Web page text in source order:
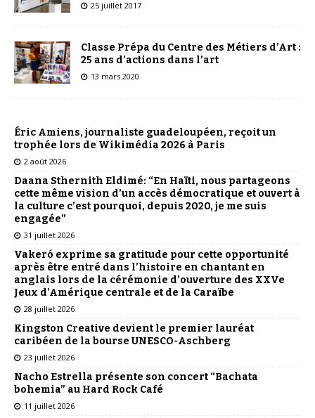
25 juillet 2017
Classe Prépa du Centre des Métiers d’Art :
25 ans d’actions dans l’art
13 mars 2020
Éric Amiens, journaliste guadeloupéen, reçoit un
trophée lors de Wikimédia 2026 à Paris
2 août 2026
Daana Sthernith Eldimé: “En Haïti, nous partageons
cette même vision d’un accès démocratique et ouvert à
la culture c’est pourquoi, depuis 2020, je me suis
engagée”
31 juillet 2026
Vakeró exprime sa gratitude pour cette opportunité
après être entré dans l’histoire en chantant en
anglais lors de la cérémonie d’ouverture des XXVe
Jeux d’Amérique centrale et de la Caraïbe
28 juillet 2026
Kingston Creative devient le premier lauréat
caribéen de la bourse UNESCO-Aschberg
23 juillet 2026
Nacho Estrella présente son concert “Bachata
bohemia” au Hard Rock Café
11 juillet 2026